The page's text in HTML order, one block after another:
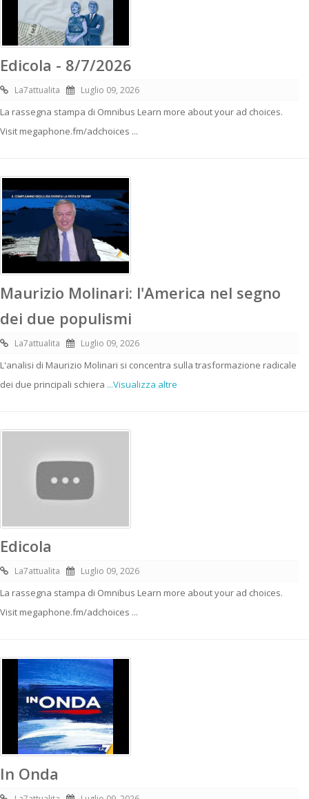
Edicola - 8/7/2026
La7attualita Luglio 09, 2026
La rassegna stampa di Omnibus Learn more about your ad choices.
Visit megaphone.fm/adchoices ...
Maurizio Molinari: l'America nel segno
dei due populismi
La7attualita Luglio 09, 2026
L'analisi di Maurizio Molinari si concentra sulla trasformazione radicale
dei due principali schiera ...Visualizza altre
Edicola
La7attualita Luglio 09, 2026
La rassegna stampa di Omnibus Learn more about your ad choices.
Visit megaphone.fm/adchoices ...
In Onda